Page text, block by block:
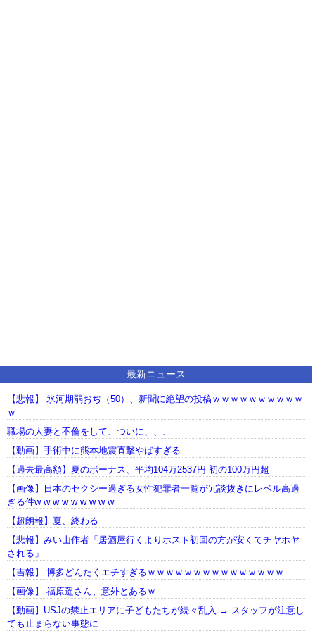
最新ニュース
【悲報】 氷河期弱おぢ（50）、新聞に絶望の投稿ｗｗｗｗｗｗｗｗｗｗ
ｗ
職場の人妻と不倫をして、ついに、、、
【動画】手術中に熊本地震直撃やばすぎる
【過去最高額】夏のボーナス、平均104万2537円 初の100万円超
【画像】日本のセクシー過ぎる女性犯罪者一覧が冗談抜きにレベル高過
ぎる件w w w w w w w w w
【超朗報】夏、終わる
【悲報】みい山作者「居酒屋行くよりホスト初回の方が安くてチヤホヤ
される」
【吉報】 博多どんたくエチすぎるｗｗｗｗｗｗｗｗｗｗｗｗｗｗｗ
【画像】 福原遥さん、意外とあるｗ
【動画】USJの禁止エリアに子どもたちが続々乱入 → スタッフが注意し
ても止まらない事態に